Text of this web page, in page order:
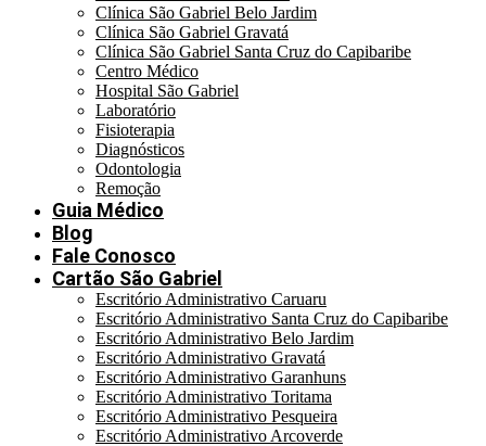
Clínica São Gabriel Belo Jardim
Clínica São Gabriel Gravatá
Clínica São Gabriel Santa Cruz do Capibaribe
Centro Médico
Hospital São Gabriel
Laboratório
Fisioterapia
Diagnósticos
Odontologia
Remoção
Guia Médico
Blog
Fale Conosco
Cartão São Gabriel
Escritório Administrativo Caruaru
Escritório Administrativo Santa Cruz do Capibaribe
Escritório Administrativo Belo Jardim
Escritório Administrativo Gravatá
Escritório Administrativo Garanhuns
Escritório Administrativo Toritama
Escritório Administrativo Pesqueira
Escritório Administrativo Arcoverde